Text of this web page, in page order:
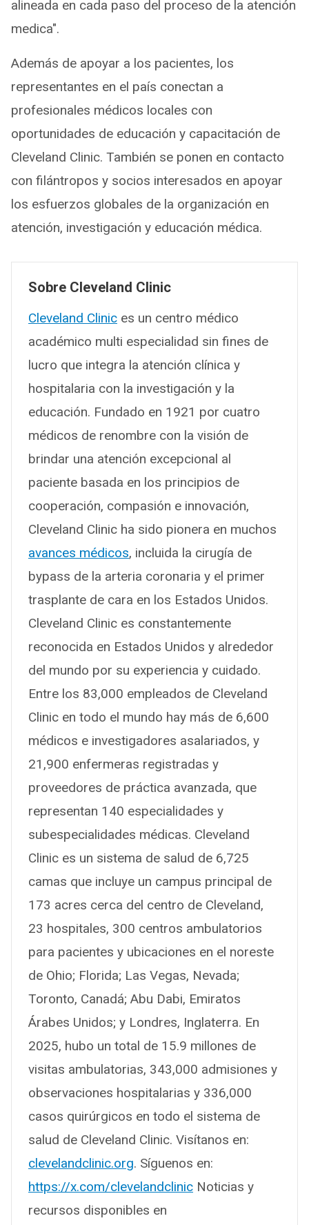
alineada en cada paso del proceso de la atención
medica".
Además de apoyar a los pacientes, los
representantes en el país conectan a
profesionales médicos locales con
oportunidades de educación y capacitación de
Cleveland Clinic. También se ponen en contacto
con filántropos y socios interesados en apoyar
los esfuerzos globales de la organización en
atención, investigación y educación médica.
Sobre Cleveland Clinic
Cleveland Clinic es un centro médico
académico multi especialidad sin fines de
lucro que integra la atención clínica y
hospitalaria con la investigación y la
educación. Fundado en 1921 por cuatro
médicos de renombre con la visión de
brindar una atención excepcional al
paciente basada en los principios de
cooperación, compasión e innovación,
Cleveland Clinic ha sido pionera en muchos
avances médicos, incluida la cirugía de
bypass de la arteria coronaria y el primer
trasplante de cara en los Estados Unidos.
Cleveland Clinic es constantemente
reconocida en Estados Unidos y alrededor
del mundo por su experiencia y cuidado.
Entre los 83,000 empleados de Cleveland
Clinic en todo el mundo hay más de 6,600
médicos e investigadores asalariados, y
21,900 enfermeras registradas y
proveedores de práctica avanzada, que
representan 140 especialidades y
subespecialidades médicas. Cleveland
Clinic es un sistema de salud de 6,725
camas que incluye un campus principal de
173 acres cerca del centro de Cleveland,
23 hospitales, 300 centros ambulatorios
para pacientes y ubicaciones en el noreste
de Ohio; Florida; Las Vegas, Nevada;
Toronto, Canadá; Abu Dabi, Emiratos
Árabes Unidos; y Londres, Inglaterra. En
2025, hubo un total de 15.9 millones de
visitas ambulatorias, 343,000 admisiones y
observaciones hospitalarias y 336,000
casos quirúrgicos en todo el sistema de
salud de Cleveland Clinic. Visítanos en:
clevelandclinic.org. Síguenos en:
https://x.com/clevelandclinic Noticias y
recursos disponibles en